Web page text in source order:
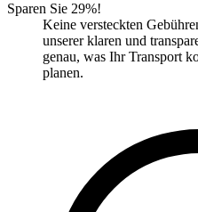
Sparen Sie 29%!
Keine versteckten
unserer klaren und
genau, was Ihr Transport
planen.